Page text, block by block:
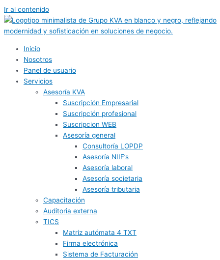
Ir al contenido
Inicio
Nosotros
Panel de usuario
Servicios
Asesoría KVA
Suscripción Empresarial
Suscripción profesional
Suscripcion WEB
Asesoría general
Consultoría LOPDP
Asesoría NIIF’s
Asesoría laboral
Asesoría societaria
Asesoría tributaria
Capacitación
Auditoria externa
TICS
Matriz autómata 4 TXT
Firma electrónica
Sistema de Facturación